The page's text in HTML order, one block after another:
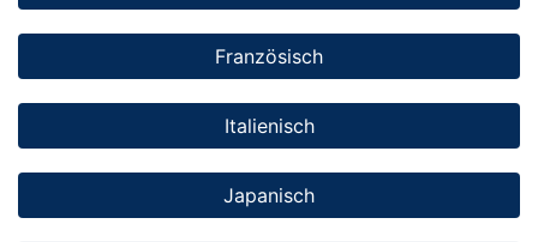
Französisch
Italienisch
Japanisch